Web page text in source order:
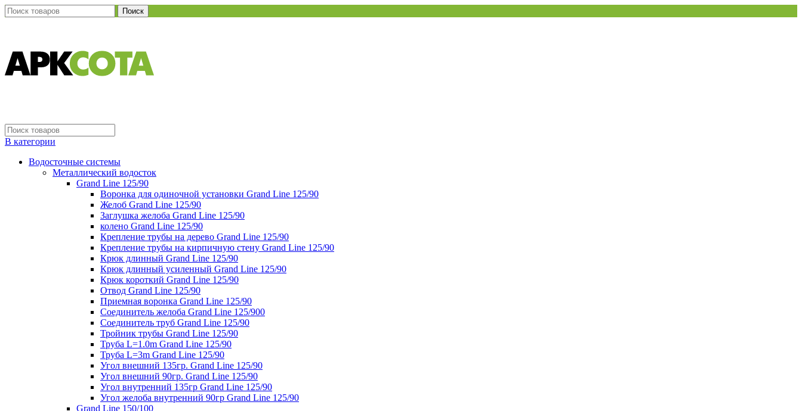
Поиск
В категории
Водосточные системы
Металлический водосток
Grand Line 125/90
Воронка для одиночной установки Grand Line 125/90
Желоб Grand Line 125/90
Заглушка желоба Grand Line 125/90
колено Grand Line 125/90
Крепление трубы на дерево Grand Line 125/90
Крепление трубы на кирпичную стену Grand Line 125/90
Крюк длинный Grand Line 125/90
Крюк длинный усиленный Grand Line 125/90
Крюк короткий Grand Line 125/90
Отвод Grand Line 125/90
Приемная воронка Grand Line 125/90
Соединитель желоба Grand Line 125/900
Соединитель труб Grand Line 125/90
Тройник трубы Grand Line 125/90
Труба L=1.0m Grand Line 125/90
Труба L=3m Grand Line 125/90
Угол внешний 135гр. Grand Line 125/90
Угол внешний 90гр. Grand Line 125/90
Угол внутренний 135гр Grand Line 125/90
Угол желоба внутренний 90гр Grand Line 125/90
Grand Line 150/100